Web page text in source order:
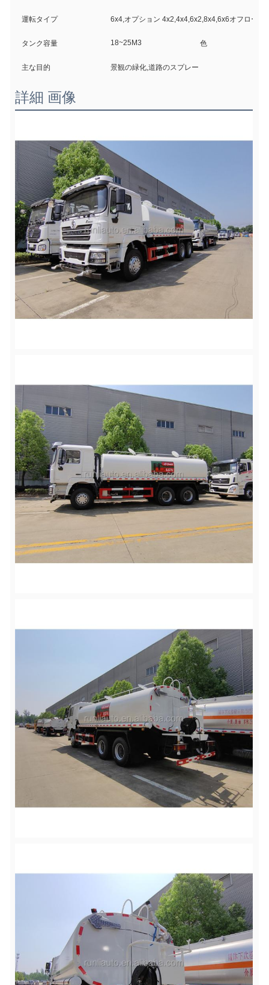
運転タイプ 6x4,オプション 4x2,4x4,6x2,8x4,6x6オフロード
タンク容量 18~25M3 色
主な目的 景観の緑化,道路のスプレー
詳細 画像